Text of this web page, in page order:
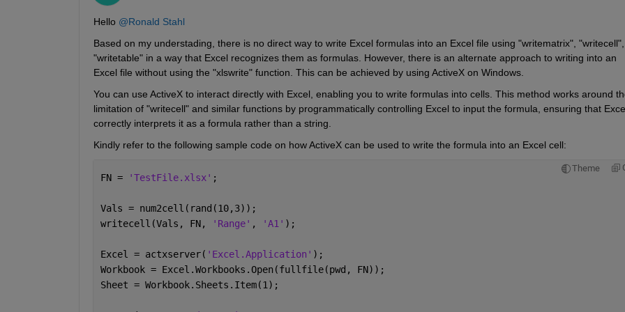
Hello @Ronald Stahl
Based on my understading, there is no direct way to write Excel formulas into an Excel file using "writematrix",
"writetable" in a way that Excel recognizes them as formulas. However, there is an alternate approach to writing into an
Excel file without using the "xlswrite" function. This can be achieved by using ActiveX on Windows.
You can use ActiveX to interact directly with Excel, enabling you to write formulas into cells. This method works around
limitation of "writecell" and similar functions by programmatically controlling Excel to input the formula, ensuring that
correctly interprets it as a formula rather than a string.
Kindly refer to the following sample code on how ActiveX can be used to write the formula into an Excel cell:
Theme
FN = 'TestFile.xlsx' ;
Vals = num2cell(rand(10,3));
writecell(Vals, FN,
'Range' , 'A1' );
Excel = actxserver( 'Excel.Application' );
Workbook = Excel.Workbooks.Open(fullfile(pwd, FN));
Sheet = Workbook.Sheets.Item(1);